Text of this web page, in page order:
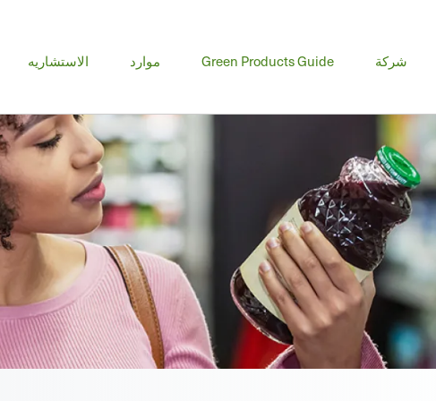
الاستشاريه موارد Green Products Guide شركة